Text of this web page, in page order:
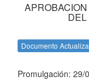
Documento
Promulgación: 29/